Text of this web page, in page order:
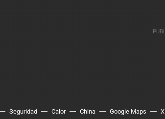
Seguridad Calor China Google Maps